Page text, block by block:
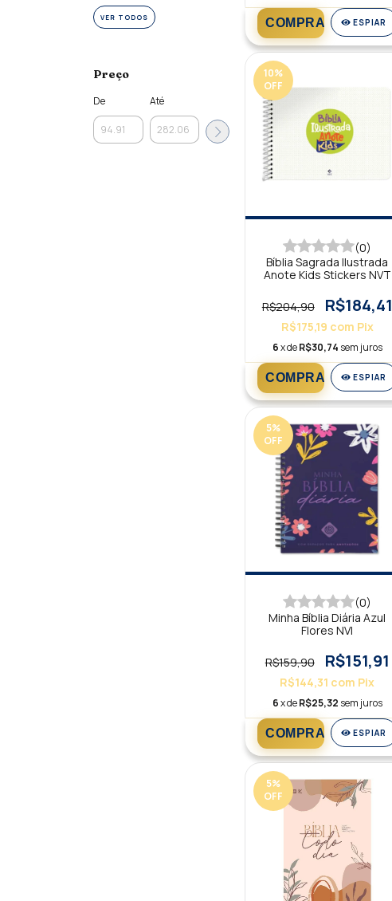
VER TODOS
Preço
De Até
ESPIAR
10%
OFF
(0)
Bíblia Sagrada Ilustrada
Anote Kids Stickers NVT
R$204,90 R$184,41
R$175,19 com Pix
6x deR$30,74 sem juros
ESPIAR
5%
OFF
(0)
Minha Bíblia Diária Azul
Flores NVI
R$159,90 R$151,91
R$144,31 com Pix
6x deR$25,32 sem juros
ESPIAR
5%
OFF